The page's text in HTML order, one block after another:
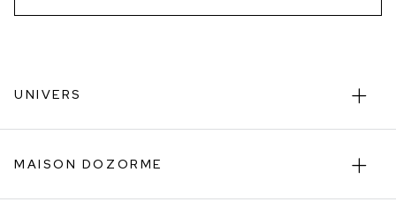
UNIVERS
MAISON DOZORME